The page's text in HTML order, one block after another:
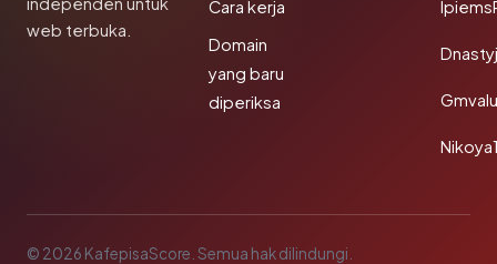
web terbuka.
Cara kerja
Domain
yang baru
diperiksa
© 2026 KafepisaScore. Semua hak dilindungi.